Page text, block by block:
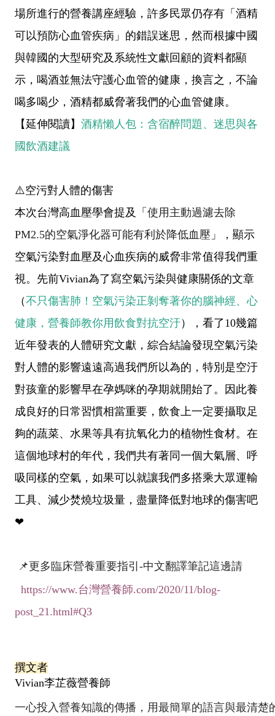
場所進行的營養講座經驗，許多民眾仍存有「酒精
可以預防心血管疾病」的錯誤迷思，然而根據中國
與韓國的大型研究及系統性文獻回顧的資料都顯
示，喝酒並無法守護心血管的健康，換言之，不論
喝多喝少，酒精都威脅著我們的心血管健康。
【延伸閱讀】 酒精懶人包：含宿醉問題、迷思與各
國飲酒建議
⚠️空污對人體的傷害
本次台灣高血壓學會提及「 使用主動過濾去除
PM2.5的空氣淨化器可能有利於降低血壓 」，顯示
空氣污染對血壓及心血疾病的威脅非常值得我們重
視。先前Vivian為了寫空氣污染與健康關係的文章
（不只傷害肺！空氣污染正剝奪著你的腦神經、心
健康，營養師教你用飲食對抗空汙），看了10幾篇
近年發表的人體研究文獻，綜合結論發現空氣污染
對人體的影響遠遠高過我們所以為的，特別是空汙
對孩童的影響早在孕媽咪的孕期就開始了。因此養
成良好的日常習慣相當重要，飲食上一定要攝取足
夠的蔬菜、水果等具有抗氧化力的植物性食材。在
這個地球村的年代，我們共有著同一個大氣層、呼
吸同樣的空氣，如果可以就讓我們多搭乘大眾運輸
工具、減少焚燒垃圾量，盡量降低對地球的傷害吧
❤
📌更多臨床營養重要指引 -中文翻譯筆記這邊請
https://www.台灣營養師.com/2020/11/blog-
post_21.html#Q3
撰文者
Vivian李芷薇營養師
一心投入營養知識的傳播，用最簡單的語言與最清楚